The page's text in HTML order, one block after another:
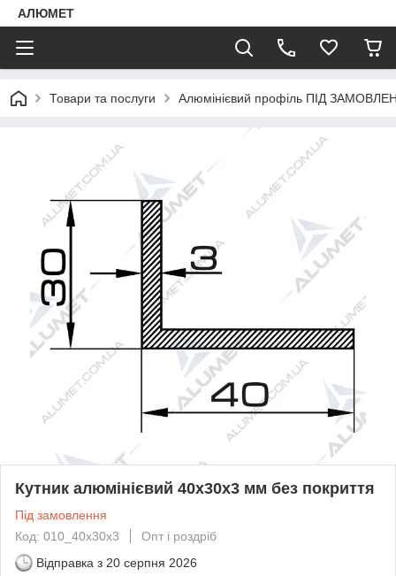
АЛЮМЕТ
Товари та послуги Алюмінієвий профіль ПІД
Кутник алюмінієвий 40х30х3 мм без покриття
Під замовлення
Код: 010_40х30х3
Опт і роздріб
Відправка з 20 серпня 2026